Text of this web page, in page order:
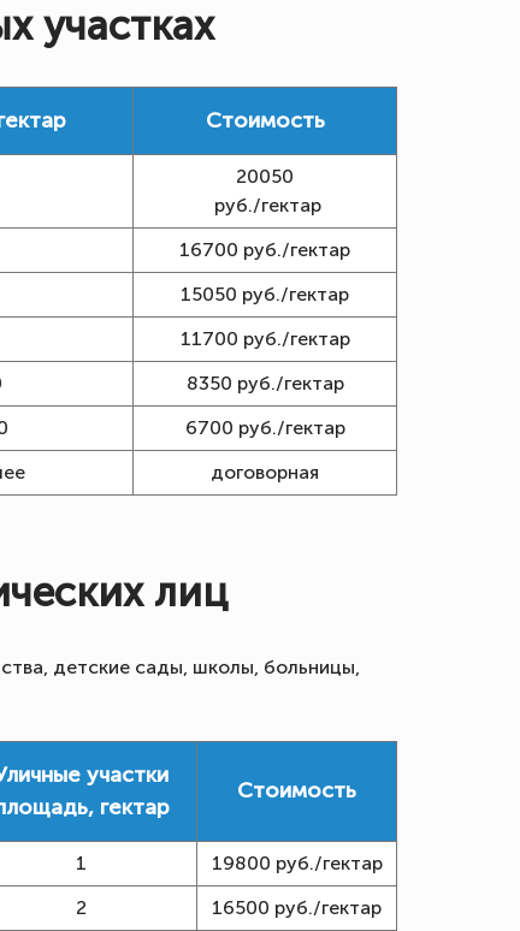
участках
Стоимость
20050
руб./гектар
16700 руб./гектар
15050 руб./гектар
11700 руб./гектар
8350 руб./гектар
6700 руб./гектар
договорная
лиц
детские сады, школы, больницы,
участки
гектар
Стоимость
1
19800 руб./гектар
2
16500 руб./гектар